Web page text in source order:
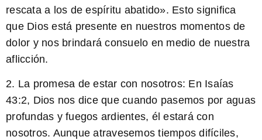
rescata a los de espíritu abatido». Esto significa
que Dios está presente en nuestros momentos de
dolor y nos brindará consuelo en medio de nuestra
aflicción.
2. La promesa de estar con nosotros: En Isaías
43:2, Dios nos dice que cuando pasemos por aguas
profundas y fuegos ardientes, él estará con
nosotros. Aunque atravesemos tiempos difíciles,